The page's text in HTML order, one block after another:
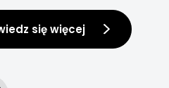
się więcej